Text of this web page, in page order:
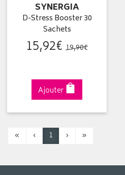
SYNERGIA
D-Stress Booster 30
Sachets
15,92€ 19,90€
Ajouter
« ‹ 1 › »